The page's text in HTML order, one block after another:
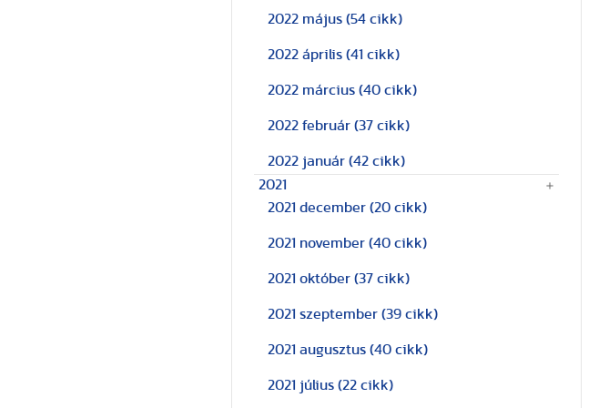
2022 május (54 cikk)
2022 április (41 cikk)
2022 március (40 cikk)
2022 február (37 cikk)
2022 január (42 cikk)
2021
2021 december (20 cikk)
2021 november (40 cikk)
2021 október (37 cikk)
2021 szeptember (39 cikk)
2021 augusztus (40 cikk)
2021 július (22 cikk)